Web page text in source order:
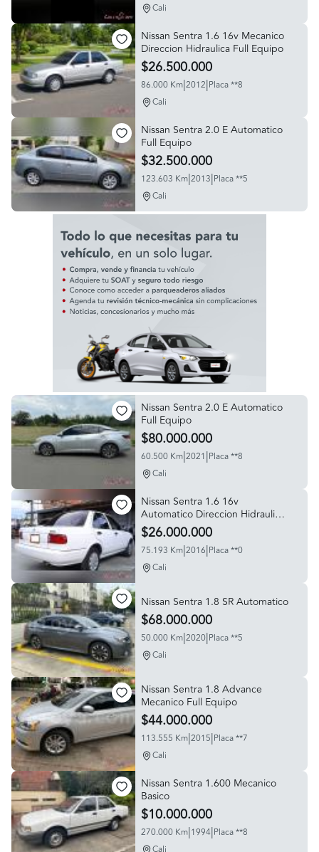
Cali
Nissan Sentra 1.6 16v Mecanico
Direccion Hidraulica Full Equipo
$26.500.000
86.000 Km|2012|Placa **8
Cali
Nissan Sentra 2.0 E Automatico
Full Equipo
$32.500.000
123.603 Km|2013|Placa **5
Cali
Nissan Sentra 2.0 E Automatico
Full Equipo
$80.000.000
60.500 Km|2021|Placa **8
Cali
Nissan Sentra 1.6 16v
Automatico Direccion Hidraulica
Aire Acondicionado
$26.000.000
75.193 Km|2016|Placa **0
Cali
Nissan Sentra 1.8 SR Automatico
$68.000.000
50.000 Km|2020|Placa **5
Cali
Nissan Sentra 1.8 Advance
Mecanico Full Equipo
$44.000.000
113.555 Km|2015|Placa **7
Cali
Nissan Sentra 1.600 Mecanico
Basico
$10.000.000
270.000 Km|1994|Placa **8
Cali